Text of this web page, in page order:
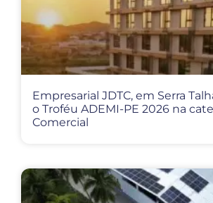
Empresarial JDTC, em Serra
o Troféu ADEMI-PE 2026 na
Comercial